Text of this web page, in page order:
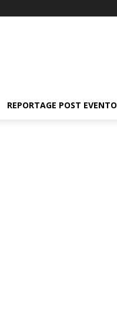
REPORTAGE POST EVENTO